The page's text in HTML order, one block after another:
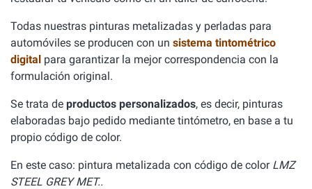
Todas nuestras pinturas metalizadas y perladas para
automóviles se producen con un sistema tintométrico
digital para garantizar la mejor correspondencia con la
formulación original.
Se trata de productos personalizados, es decir, pinturas
elaboradas bajo pedido mediante tintómetro, en base a tu
propio código de color.
En este caso: pintura metalizada con código de color LMZ
STEEL GREY MET..